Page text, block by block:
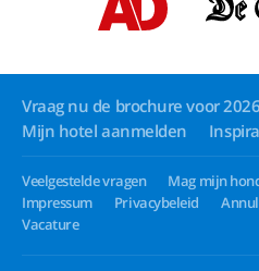
Vraag nu de brochure voor
Mijn hotel aanmelden
Veelgestelde vragen Mag mijn
Impressum
Privacybeleid
Vacature